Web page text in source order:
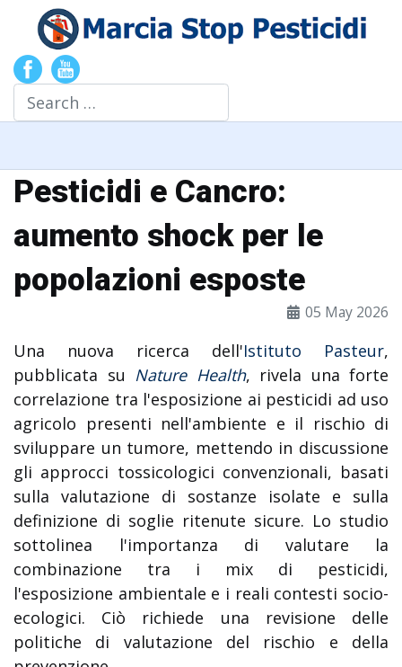
Search
Pesticidi e Cancro:
aumento shock per le
popolazioni esposte
05 May 2026
Una nuova ricerca dell'Istituto Pasteur,
pubblicata su Nature Health, rivela una forte
correlazione tra l'esposizione ai pesticidi ad uso
agricolo presenti nell'ambiente e il rischio di
sviluppare un tumore, mettendo in discussione
gli approcci tossicologici convenzionali, basati
sulla valutazione di sostanze isolate e sulla
definizione di soglie ritenute sicure. Lo studio
sottolinea l'importanza di valutare la
combinazione tra i mix di pesticidi,
l'esposizione ambientale e i reali contesti socio-
ecologici. Ciò richiede una revisione delle
politiche di valutazione del rischio e della